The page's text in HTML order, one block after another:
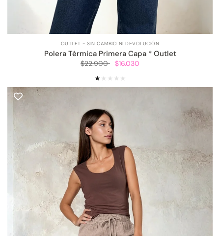
OUTLET - SIN CAMBIO NI DEVOLUCIÓN
Polera Térmica Primera Capa * Outlet
$22.900 $16.030